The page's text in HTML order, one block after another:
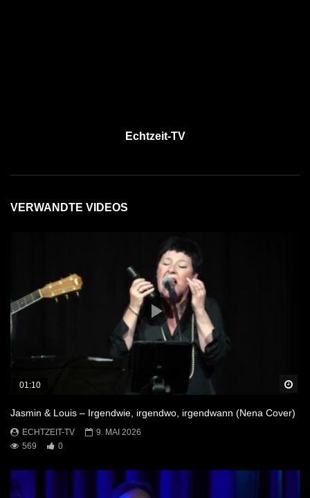
Echtzeit-TV
VERWANDTE VIDEOS
01:10
Jasmin & Louis – Irgendwie, irgendwo, irgendwann (Nena Cover)
ECHTZEIT-TV
9. MAI 2026
569
0